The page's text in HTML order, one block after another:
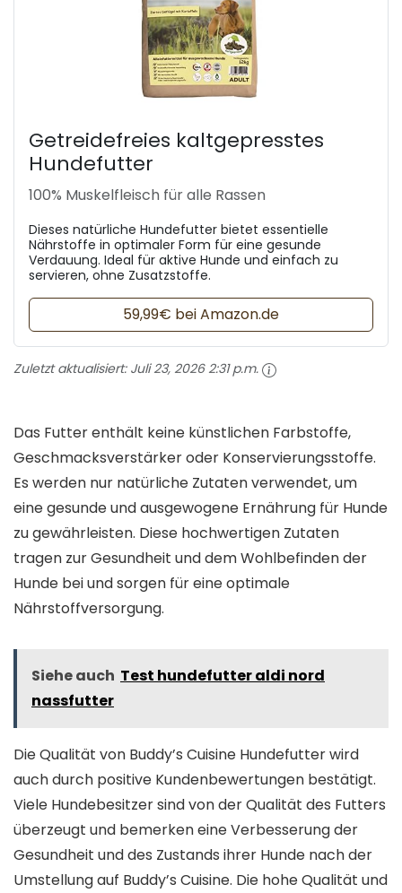
Getreidefreies kaltgepresstes
Hundefutter
100% Muskelfleisch für alle Rassen
Dieses natürliche Hundefutter bietet essentielle
Nährstoffe in optimaler Form für eine gesunde
Verdauung. Ideal für aktive Hunde und einfach zu
servieren, ohne Zusatzstoffe.
59,99€ bei Amazon.de
Zuletzt aktualisiert: Juli 23, 2026 2:31 p.m.
Das Futter enthält keine künstlichen Farbstoffe,
Geschmacksverstärker oder Konservierungsstoffe.
Es werden nur natürliche Zutaten verwendet, um
eine gesunde und ausgewogene Ernährung für Hunde
zu gewährleisten. Diese hochwertigen Zutaten
tragen zur Gesundheit und dem Wohlbefinden der
Hunde bei und sorgen für eine optimale
Nährstoffversorgung.
Siehe auch Test hundefutter aldi nord
nassfutter
Die Qualität von Buddy’s Cuisine Hundefutter wird
auch durch positive Kundenbewertungen bestätigt.
Viele Hundebesitzer sind von der Qualität des Futters
überzeugt und bemerken eine Verbesserung der
Gesundheit und des Zustands ihrer Hunde nach der
Umstellung auf Buddy’s Cuisine. Die hohe Qualität und